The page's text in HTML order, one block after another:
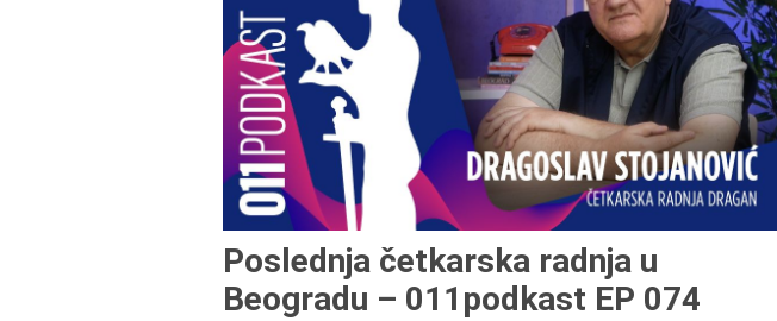
Poslednja četkarska radnja u
Beogradu – 011podkast EP 074